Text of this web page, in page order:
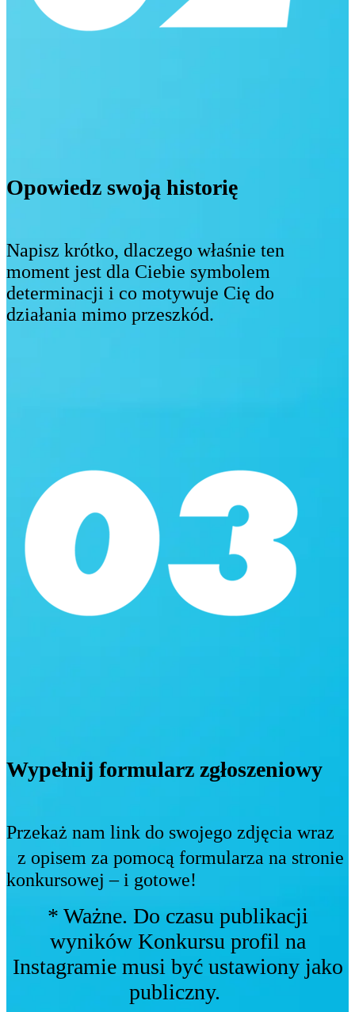
Opowiedz swoją historię
Napisz krótko, dlaczego właśnie ten
moment jest dla Ciebie symbolem
determinacji i co motywuje Cię do
działania mimo przeszkód.
Wypełnij formularz zgłoszeniowy
Przekaż nam link do swojego zdjęcia wraz
z opisem za pomocą formularza na stronie
konkursowej – i gotowe!
* Ważne. Do czasu publikacji
wyników Konkursu profil na
Instagramie musi być ustawiony jako
publiczny.